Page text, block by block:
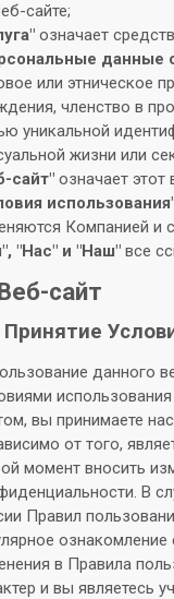
сайте;
означает
данные
или этническое
членство в
уникальной
жизни или
сайт" означает
Компанией и
"Нас" и "Наш" все
сайт
Принятие
данного
вы принимаете
от того,
момент вносить
В
Правил
в Правила
и вы являетесь